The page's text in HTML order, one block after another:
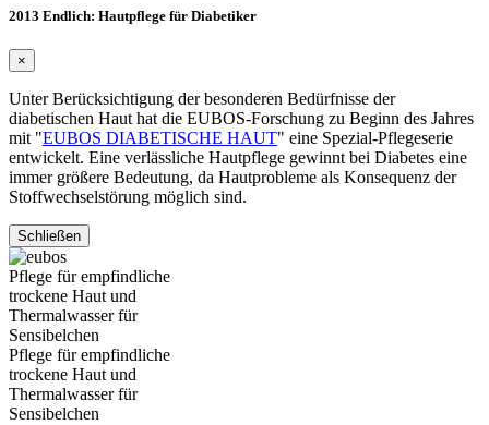
2013 Endlich: Hautpflege für Diabetiker
×
Unter Berücksichtigung der besonderen Bedürfnisse der
diabetischen Haut hat die EUBOS-Forschung zu Beginn des Jahres
mit "EUBOS DIABETISCHE HAUT" eine Spezial-Pflegeserie
entwickelt. Eine verlässliche Hautpflege gewinnt bei Diabetes eine
immer größere Bedeutung, da Hautprobleme als Konsequenz der
Stoffwechselstörung möglich sind.
Schließen
Pflege für empfindliche
trockene Haut und
Thermalwasser für
Sensibelchen
Pflege für empfindliche
trockene Haut und
Thermalwasser für
Sensibelchen